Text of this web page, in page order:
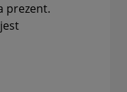
prezent.